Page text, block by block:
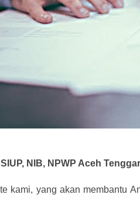
NIB, NPWP Aceh
kami, yang akan membantu